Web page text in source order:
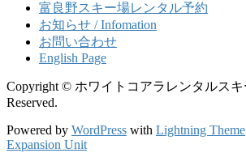
富良野スキー場レンタル予約
お知らせ / Infomation
お問い合わせ
English Page
Copyright © ホワイトコアラレンタルス
Reserved.
Powered by WordPress with Lightning Theme
Expansion Unit